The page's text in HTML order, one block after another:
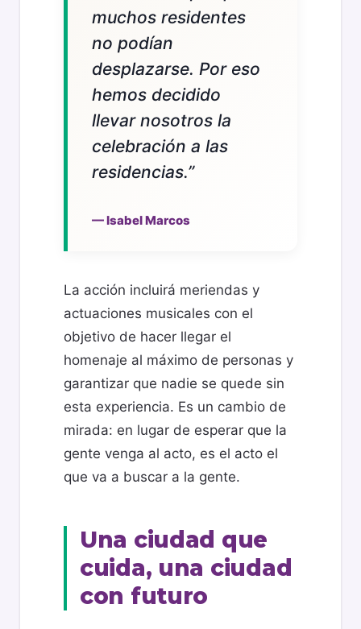
muchos residentes
no podían
desplazarse. Por eso
hemos decidido
llevar nosotros la
celebración a las
residencias.”
— Isabel Marcos
La acción incluirá meriendas y
actuaciones musicales con el
objetivo de hacer llegar el
homenaje al máximo de personas y
garantizar que nadie se quede sin
esta experiencia. Es un cambio de
mirada: en lugar de esperar que la
gente venga al acto, es el acto el
que va a buscar a la gente.
Una ciudad que
cuida, una ciudad
con futuro